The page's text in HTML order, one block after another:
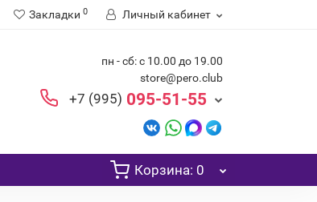
Закладки 0 Личный кабинет
пн - сб: с 10.00 до 19.00
store@pero.club
+7 (995) 095-51-55
Корзина: 0